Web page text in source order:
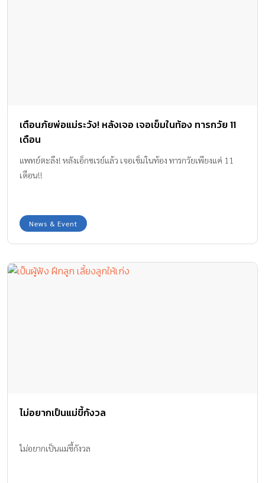
เตือนภัยพ่อแม่ระวัง! หลังเจอ เจอเข็มในท้อง ทารกวัย 11
เดือน
แพทย์ตะลึง! หลังเอ็กซเรย์แล้ว เจอเข็มในท้อง ทารกวัยเพียงแค่ 11
เดือน!!
News & Event
ไม่อยากเป็นแม่ขี้กังวล
ไม่อยากเป็นแม่ขี้กังวล